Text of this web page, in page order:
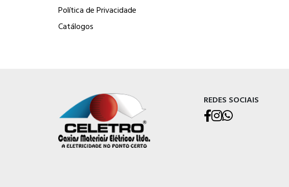
Política de Privacidade
Catálogos
REDES SOCIAIS